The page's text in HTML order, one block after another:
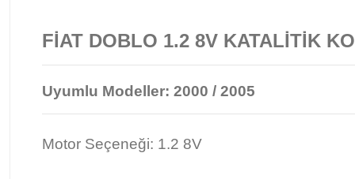
FİAT DOBLO 1.2 8V KATALİTİK
Uyumlu Modeller: 2000 / 2005
Motor Seçeneği: 1.2 8V